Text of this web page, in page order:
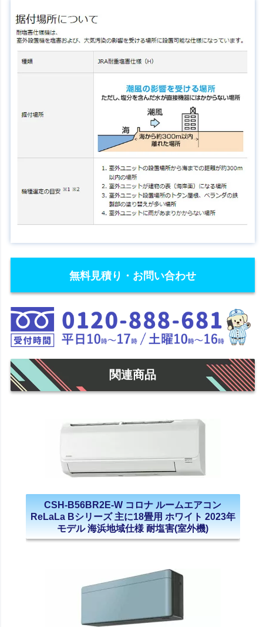
無料見積り・お問い合わせ
関連商品
CSH-B56BR2E-W コロナ ルームエアコン
ReLaLa Bシリーズ 主に18畳用 ホワイト 2023年
モデル 海浜地域仕様 耐塩害(室外機)